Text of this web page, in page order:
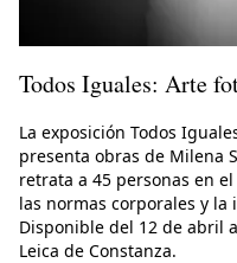
Todos Iguales: Arte
La exposición Todos
presenta obras de Milena
retrata a 45 personas en
las normas corporales y
Disponible del 12 de abril
Leica de Constanza.